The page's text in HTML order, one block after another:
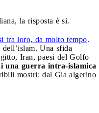
la risposta è si.
tra loro, da molto tempo.
Una sfida
Iran, paesi del Golfo
una guerra intra-islamica
mostri: dal Gia algerino